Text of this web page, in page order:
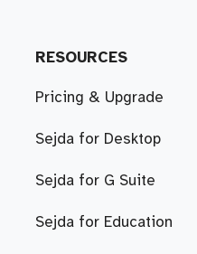
RESOURCES
Pricing & Upgrade
Sejda for Desktop
Sejda for G Suite
Sejda for Education